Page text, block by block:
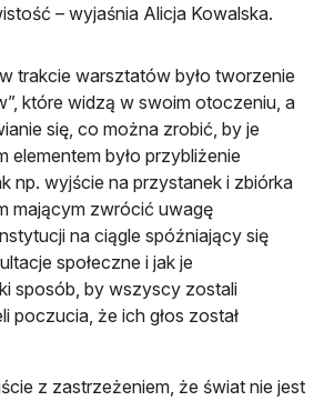
– wyjaśnia Alicja Kowalska.
trakcie warsztatów było tworzenie
które widzą w swoim otoczeniu, a
się, co można zrobić, by je
elementem było przybliżenie
np. wyjście na przystanek i zbiórka
mającym zwrócić uwagę
na ciągle spóźniający się
społeczne i jak je
sposób, by wszyscy zostali
poczucia, że ich głos został
z zastrzeżeniem, że świat nie jest